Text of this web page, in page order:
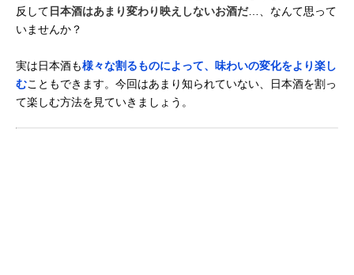
反して 日本酒はあまり変わり映えしないお酒だ…、なんて思って
いませんか？
実は日本酒も様々な割るものによって、味わいの変化をより楽し
むこともできます。今回はあまり知られていない、日本酒を割っ
て楽しむ方法を見ていきましょう。